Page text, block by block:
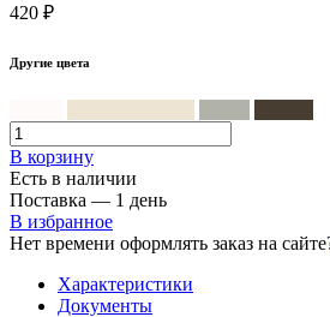
420 ₽
Другие цвета
В корзинy
Есть в наличии
Поставка — 1 день
В избранное
Нет времени оформлять заказ на
Характеристики
Документы